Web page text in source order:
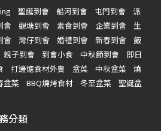
聖誕到會 船河到會 屯門到會
派
會 觀塘到會 素食到會 企業到會
生
會 灣仔到會 婚禮到會 新春到會
飯
親子到會 到會小食 中秋節到會
即日
打邊爐食材外賣 盆菜 中秋盆菜
燒
盆菜 BBQ燒烤食材 冬至盆菜
聖誕盆
分類